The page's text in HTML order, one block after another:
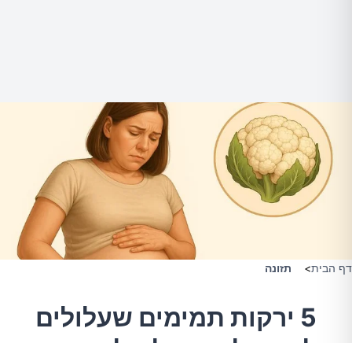
דף הבית> תזונה
5 ירקות תמימים שעלולים